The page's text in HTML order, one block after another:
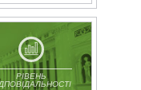
РІВЕНЬ